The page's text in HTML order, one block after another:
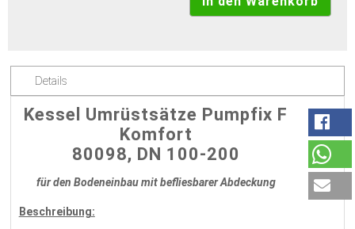
Details
Kessel Umrüstsätze Pumpfix F
Komfort
80098, DN 100-200
für den Bodeneinbau mit befliesbarer Abdeckung
Beschreibung: